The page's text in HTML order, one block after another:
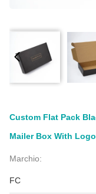
Custom Flat Pack
Mailer Box With Logo
Marchio:
FC